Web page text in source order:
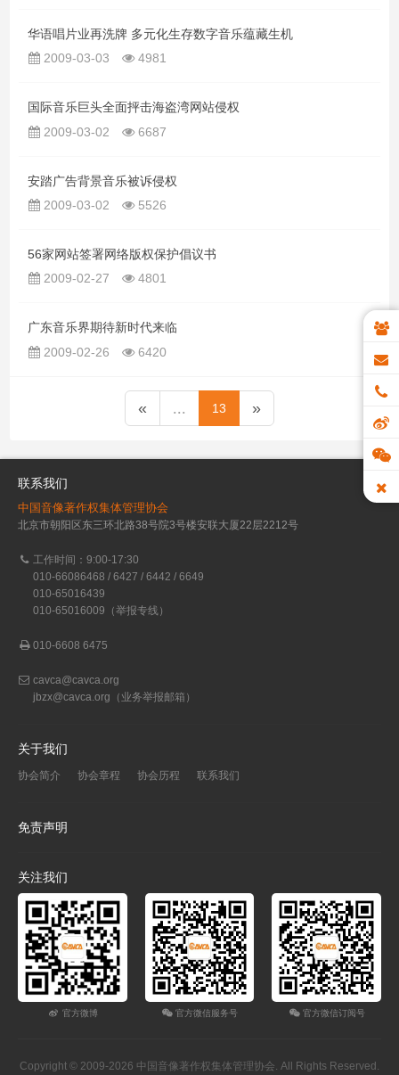
华语唱片业再洗牌 多元化生存数字音乐蕴藏生机
2009-03-03
4981
国际音乐巨头全面抨击海盗湾网站侵权
2009-03-02
6687
安踏广告背景音乐被诉侵权
2009-03-02
5526
56家网站签署网络版权保护倡议书
2009-02-27
4801
广东音乐界期待新时代来临
2009-02-26
6420
« ... 13 »
联系我们
中国音像著作权集体管理协会
北京市朝阳区东三环北路38号院3号楼安联大厦22层2212号
工作时间：9:00-17:30
010-66086468 / 6427 / 6442 / 6649
010-65016439
010-65016009（举报专线）
010-6608 6475
cavca@cavca.org
jbzx@cavca.org （业务举报邮箱）
关于我们
协会简介 协会章程 协会历程 联系我们
免责声明
关注我们
官方微博 官方微信服务号 官方微信订阅号
Copyright © 2009-2026 中国音像著作权集体管理协会. All Rights Reserved.